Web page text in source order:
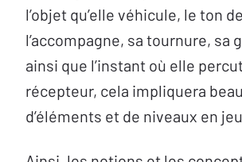
l’objet qu’elle véhicule, le ton
l’accompagne, sa tournure, sa
ainsi que l’instant où elle
récepteur, cela impliquera
d’éléments et de niveaux en